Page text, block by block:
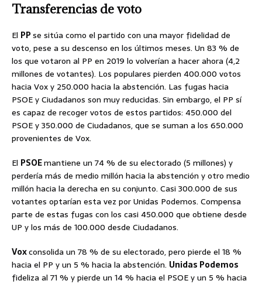
Transferencias de voto
El PPse sitúa como el partido con una mayor fidelidad de
voto, pese a su descenso en los últimos meses. Un 83 % de
los que votaron al PP en 2019 lo volverían a hacer ahora (4,2
millones de votantes). Los populares pierden 400.000 votos
hacia Vox y 250.000 hacia la abstención. Las fugas hacia
PSOE y Ciudadanos son muy reducidas. Sin embargo, el PP sí
es capaz de recoger votos de estos partidos: 450.000 del
PSOE y 350.000 de Ciudadanos, que se suman a los 650.000
provenientes de Vox.
El PSOEmantiene un 74 % de su electorado (5 millones) y
perdería más de medio millón hacia la abstención y otro medio
millón hacia la derecha en su conjunto. Casi 300.000 de sus
votantes optarían esta vez por Unidas Podemos. Compensa
parte de estas fugas con los casi 450.000 que obtiene desde
UP y los más de 100.000 desde Ciudadanos.
Voxconsolida un 78 % de su electorado, pero pierde el 18 %
hacia el PP y un 5 % hacia la abstención. Unidas Podemos
fideliza al 71 % y pierde un 14 % hacia el PSOE y un 5 % hacia